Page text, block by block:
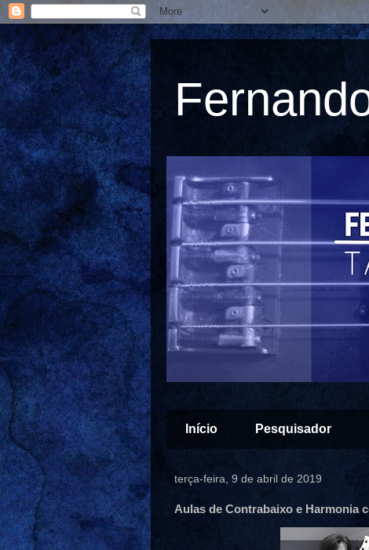
Início Pesquisador
terça-feira, 9 de abril de 2019
Aulas de Contrabaixo e Harmonia